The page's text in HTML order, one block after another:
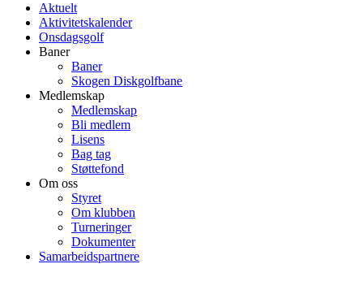
Aktuelt
Aktivitetskalender
Onsdagsgolf
Baner
Baner
Skogen Diskgolfbane
Medlemskap
Medlemskap
Bli medlem
Lisens
Bag tag
Støttefond
Om oss
Styret
Om klubben
Turneringer
Dokumenter
Samarbeidspartnere